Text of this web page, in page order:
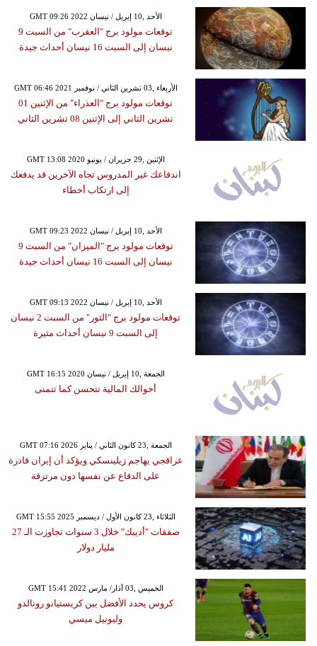
GMT 09:26 2022 الأحد ,10 إبريل / نيسان
توقعات مولود برج "العقرب" من السبت 9
نيسان إلى السبت 16 نيسان أحداث جيدة
GMT 06:46 2021 الأربعاء ,03 تشرين الثاني / نوفمبر
توقعات مولود برج "العذراء" من الإثنين 01
تشرين الثاني إلى الإثنين 08 تشرين الثاني
GMT 13:08 2020 الإثنين ,29 حزيران / يونيو
اندفاعك غير المدروس تجاه الآخرين قد يدفعك
إلى ارتكاب أخطاء
GMT 09:23 2022 الأحد ,10 إبريل / نيسان
توقعات مولود برج "الميزان" من السبت 9
نيسان إلى السبت 16 نيسان أحداث جيدة
GMT 09:13 2022 الأحد ,10 إبريل / نيسان
توقعات مولود برج "الثور" من السبت 2 نيسان
إلى السبت 9 نيسان أحداث مثيرة
GMT 16:15 2020 الجمعة ,10 إبريل / نيسان
أحوالك المالية تتحسن كما تتمنى
GMT 07:16 2026 الجمعة ,23 كانون الثاني / يناير
عراقجي يهاجم زيلينسكي ويؤكد أن إيران قادرة
على الدفاع عن نفسها دون مرتزقة
GMT 15:55 2025 الثلاثاء ,23 كانون الأول / ديسمبر
صفقات "أديبك" خلال 3 سنوات تجاوزت الـ 27
مليار دولار
GMT 15:41 2022 الخميس ,03 آذار/ مارس
كروس يحدد الأفضل بين كريستيانو رونالدو
وليونيل ميسي